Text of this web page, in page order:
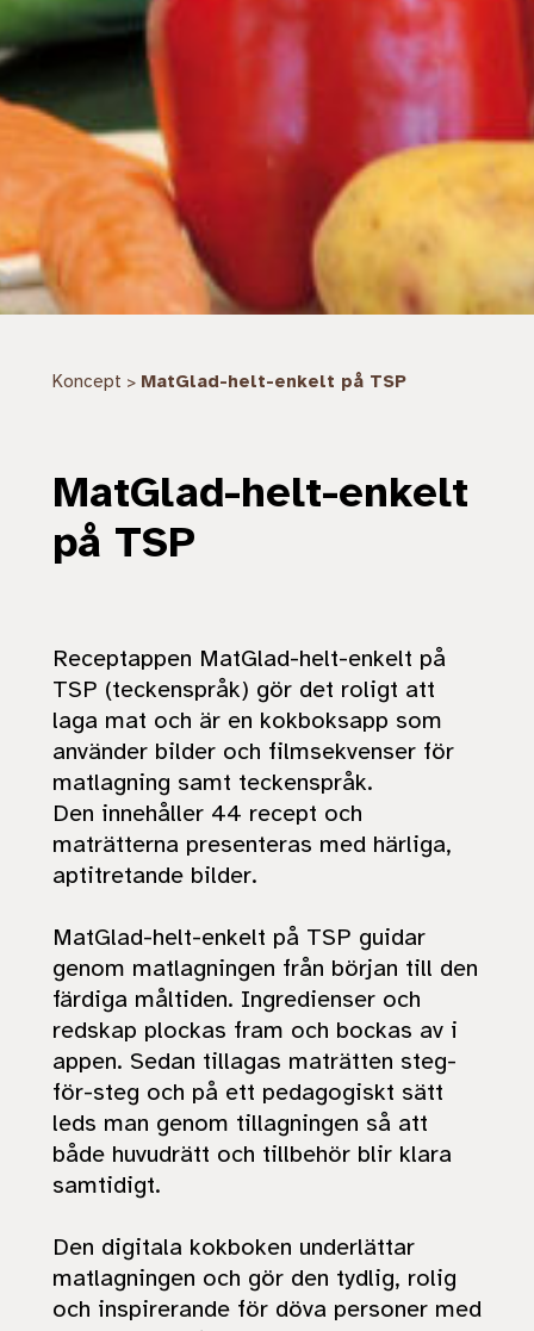
Koncept > MatGlad-helt-enkelt på TSP
MatGlad-helt-enkelt
på TSP
Receptappen MatGlad-helt-enkelt på
TSP (teckenspråk) gör det roligt att
laga mat och är en kokboksapp som
använder bilder och filmsekvenser för
matlagning samt teckenspråk.
Den innehåller 44 recept och
maträtterna presenteras med härliga,
aptitretande bilder.
MatGlad-helt-enkelt på TSP guidar
genom matlagningen från början till den
färdiga måltiden. Ingredienser och
redskap plockas fram och bockas av i
appen. Sedan tillagas maträtten steg-
för-steg och på ett pedagogiskt sätt
leds man genom tillagningen så att
både huvudrätt och tillbehör blir klara
samtidigt.
Den digitala kokboken underlättar
matlagningen och gör den tydlig, rolig
och inspirerande för döva personer med